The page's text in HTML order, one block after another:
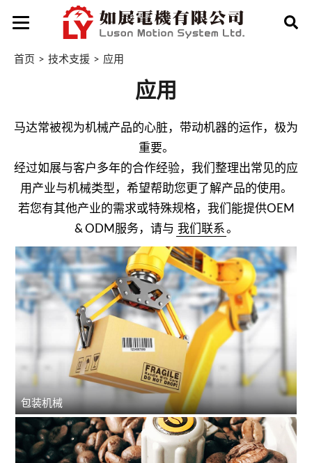
首页 技术支援 应用
应用
马达常被视为机械产品的心脏，带动机器的运作，极为
重要。
经过如展与客户多年的合作经验，我们整理出常见的应
用产业与机械类型，希望帮助您更了解产品的使用。
若您有其他产业的需求或特殊规格，我们能提供OEM
& ODM服务，请与 我们联系。
包装机械